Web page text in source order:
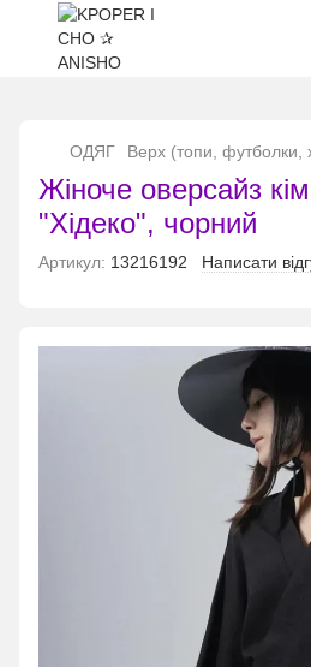
ОДЯГ Верх (топи, футболки,
Жіноче оверсайз
"Хідеко", чорний
Артикул: 13216192 Написати